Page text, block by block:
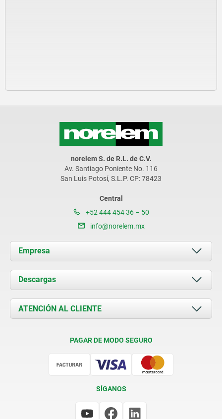
norelem S. de R.L. de C.V.
Av. Santiago Poniente No. 116
San Luis Potosí, S.L.P. CP: 78423
Central
+52 444 454 36 – 50
info@norelem.mx
Empresa
Acerca de nosotros
Novedades
Contacto
Descargas
Documents
ATENCIÓN AL CLIENTE
PAGAR DE MODO SEGURO
SÍGANOS